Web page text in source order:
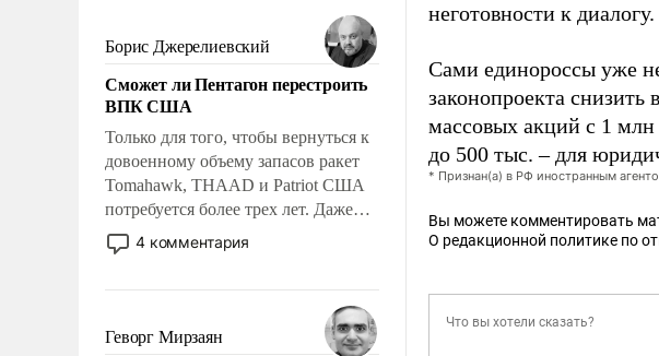
Борис Джерелиевский
Сможет ли Пентагон перестроить
ВПК США
Только для того, чтобы вернуться к
довоенному объему запасов ракет
Tomahawk, THAAD и Patriot США
потребуется более трех лет. Даже
небольшая война с Ираном
опустошила американские
уязвимости США, например, перед
4 комментария
Геворг Мирзаян
неготовности к диалогу.
Сами единороссы уже
законопроекта
массовых акций с 1
до 500 тыс. – для
* Признан(а) в РФ иностранным
Вы можете комментировать
О редакционной политике по